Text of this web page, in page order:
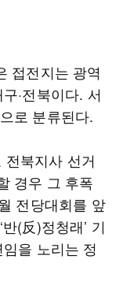
접전지는 광역
·전북이다. 서
로 분류된다.
북지사 선거
경우 그 후폭
전당대회를 앞
(反)정청래’ 기
을 노리는 정